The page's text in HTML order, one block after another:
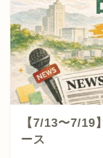
【7/13〜7/19
ース